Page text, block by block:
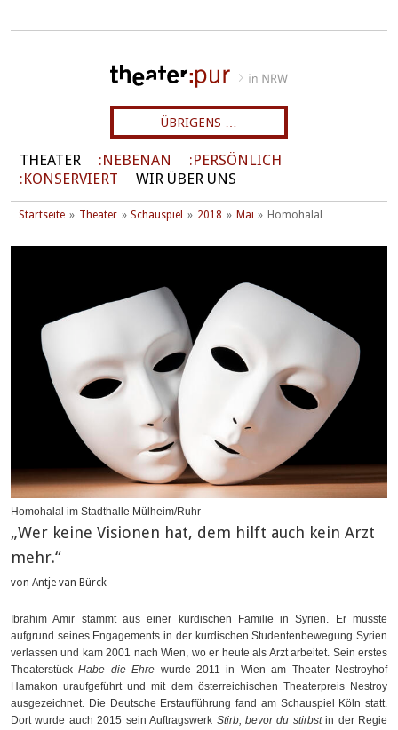
ÜBRIGENS …
THEATER NEBENAN
PERSÖNLICH
KONSERVIERT
WIR ÜBER UNS
Startseite Theater Schauspiel 2018 Mai Homohalal
Homohalal im Stadthalle Mülheim/Ruhr
„Wer keine Visionen hat, dem hilft auch kein Arzt
mehr.“
von Antje van Bürck
Ibrahim Amir stammt aus einer kurdischen Familie in Syrien. Er musste
aufgrund seines Engagements in der kurdischen Studentenbewegung Syrien
verlassen und kam 2001 nach Wien, wo er heute als Arzt arbeitet. Sein erstes
TheaterstückHabe die Ehre wurde 2011 in Wien am Theater Nestroyhof
Hamakon uraufgeführt und mit dem österreichischen Theaterpreis Nestroy
ausgezeichnet. Die Deutsche Erstaufführung fand am Schauspiel Köln statt.
Dort wurde auch 2015 sein Auftragswerk Stirb, bevor du stirbstin der Regie